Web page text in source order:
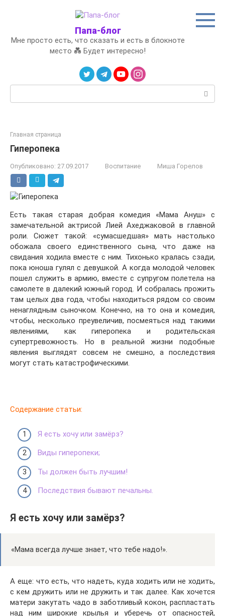
Папа-блог
Мне просто есть, что сказать и есть в блокноте
место 💑 Будет интересно!
Главная страница
Гиперопека
Опубликовано: 27.09.2017 Воспитание Миша Горелов
Есть такая старая добрая комедия «Мама Ануш» с
замечательной актрисой Лией Ахеджаковой в главной
роли. Сюжет такой: «сумасшедшая» мать настолько
обожала своего единственного сына, что даже на
свидания ходила вместе с ним. Тихонько кралась сзади,
пока юноша гулял с девушкой. А когда молодой человек
пошел служить в армию, вместе с супругом полетела на
самолете в далекий южный город. И собралась прожить
там целых два года, чтобы находиться рядом со своим
ненаглядным сыночком. Конечно, на то она и комедия,
чтобы, несколько преувеличив, посмеяться над такими
явлениями, как гиперопека и родительская
супертревожность. Но в реальной жизни подобные
явления выглядят совсем не смешно, а последствия
могут стать катастрофическими.
Содержание статьи:
Я есть хочу или замёрз?
Виды гиперопеки;
Ты должен быть лучшим!
Последствия бывают печальны.
Я есть хочу или замёрз?
«Мама всегда лучше знает, что тебе надо!».
А еще: что есть, что надеть, куда ходить или не ходить,
с кем дружить или не дружить и так далее. Как хочется
матери закутать чадо в заботливый кокон, распластать
над ним широкие крылья и уберечь от опасностей,